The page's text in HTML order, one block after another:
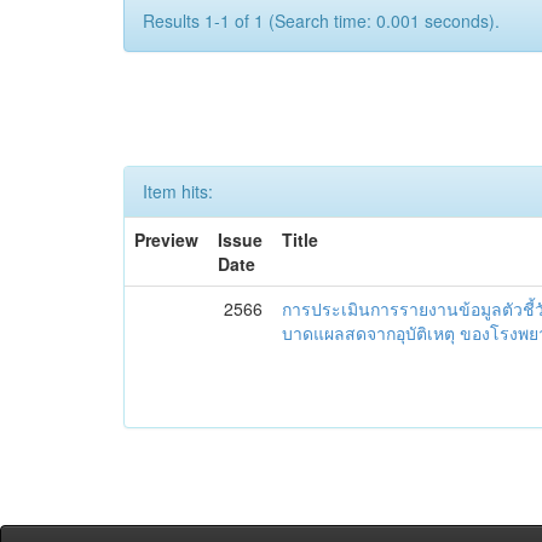
Results 1-1 of 1 (Search time: 0.001 seconds).
Item hits:
Preview
Issue
Date
Title
2566
การประเมินการรายงานข้อมูลตัว
บาดแผลสดจากอุบัติเหตุ ของโรง